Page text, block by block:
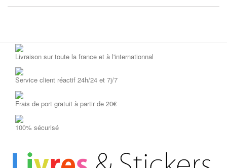
Livraison sur toute la france et à l'internationnal
Service client réactif 24h/24 et 7j/7
Frais de port gratuit à partir de 20€
100% sécurisé